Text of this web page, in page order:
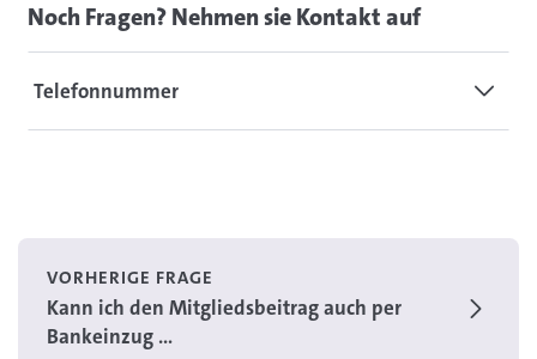
Noch Fragen? Nehmen sie Kontakt auf
Telefonnummer
VORHERIGE FRAGE
Kann ich den Mitgliedsbeitrag auch per
Bankeinzug ...